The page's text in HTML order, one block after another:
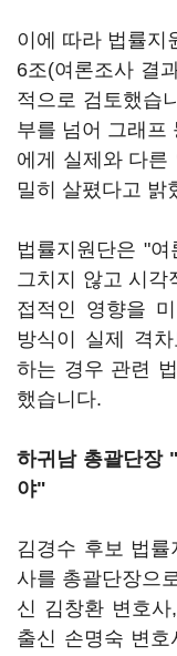
이에 따라 법률지
6조(여론조사 결
적으로 검토했습
부를 넘어 그래프
에게 실제와 다른
밀히 살폈다고 밝
법률지원단은 "
그치지 않고 시각
접적인 영향을
방식이 실제 격
하는 경우 관련
했습니다.
하귀남 총괄단장
야"
김경수 후보 법
사를 총괄단장으
신 김창환 변호
출신 손명숙 변